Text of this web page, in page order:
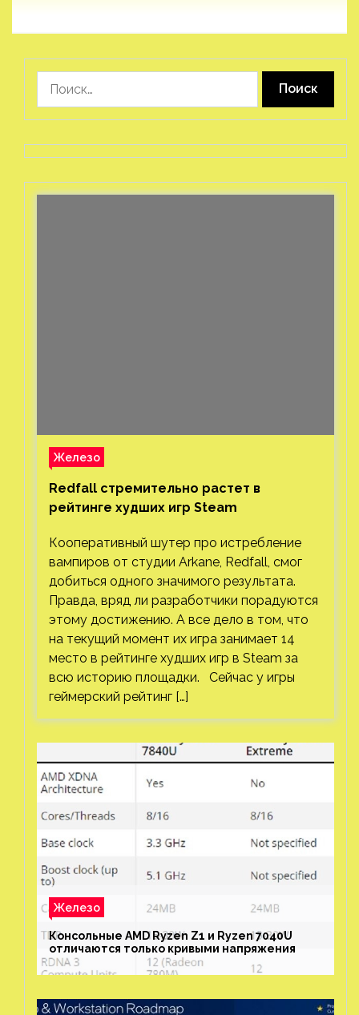
Железо
Redfall стремительно растет в
рейтинге худших игр Steam
Кооперативный шутер про истребление
вампиров от студии Arkane, Redfall, смог
добиться одного значимого результата.
Правда, вряд ли разработчики порадуются
этому достижению. А все дело в том, что
на текущий момент их игра занимает 14
место в рейтинге худших игр в Steam за
всю историю площадки. Сейчас у игры
геймерский рейтинг […]
Железо
Консольные AMD Ryzen Z1 и Ryzen 7040U
отличаются только кривыми напряжения